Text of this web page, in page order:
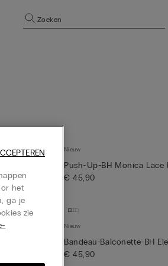
Zoeken
Day
Nieuw
Push-Up-BH Monica Lace
€ 45,90
Nieuw
Bandeau-Balconette-BH
€ 45,90
het
ga je
zie